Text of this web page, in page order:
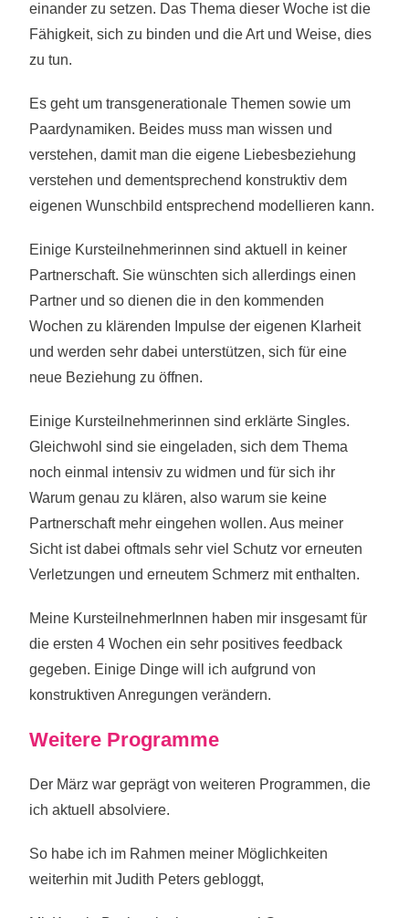
einander zu setzen. Das Thema dieser Woche ist die
Fähigkeit, sich zu binden und die Art und Weise, dies
zu tun.
Es geht um transgenerationale Themen sowie um
Paardynamiken. Beides muss man wissen und
verstehen, damit man die eigene Liebesbeziehung
verstehen und dementsprechend konstruktiv dem
eigenen Wunschbild entsprechend modellieren kann.
Einige Kursteilnehmerinnen sind aktuell in keiner
Partnerschaft. Sie wünschten sich allerdings einen
Partner und so dienen die in den kommenden
Wochen zu klärenden Impulse der eigenen Klarheit
und werden sehr dabei unterstützen, sich für eine
neue Beziehung zu öffnen.
Einige Kursteilnehmerinnen sind erklärte Singles.
Gleichwohl sind sie eingeladen, sich dem Thema
noch einmal intensiv zu widmen und für sich ihr
Warum genau zu klären, also warum sie keine
Partnerschaft mehr eingehen wollen. Aus meiner
Sicht ist dabei oftmals sehr viel Schutz vor erneuten
Verletzungen und erneutem Schmerz mit enthalten.
Meine KursteilnehmerInnen haben mir insgesamt für
die ersten 4 Wochen ein sehr positives feedback
gegeben. Einige Dinge will ich aufgrund von
konstruktiven Anregungen verändern.
Weitere Programme
Der März war geprägt von weiteren Programmen, die
ich aktuell absolviere.
So habe ich im Rahmen meiner Möglichkeiten
weiterhin mit Judith Peters gebloggt,